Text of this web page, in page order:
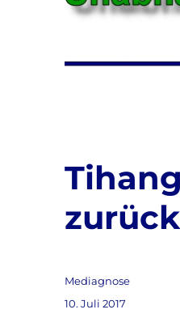
Autor
Mediagnose
Veröffentlicht
10. Juli 2017